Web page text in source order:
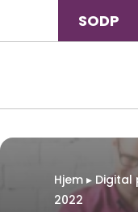
SODP
Hjem ▸ Digital
2022